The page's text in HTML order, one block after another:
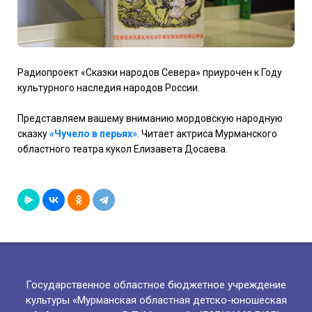
Радиопроект «Сказки народов Севера» приурочен к Году
культурного наследия народов России.
Представляем вашему вниманию мордовскую народную
сказку«Чучело в перьях» . Читает актриса Мурманского
областного театра кукол Елизавета Досаева.
Государственное областное бюджетное учреждение
культуры «Мурманская областная детско-юношеская